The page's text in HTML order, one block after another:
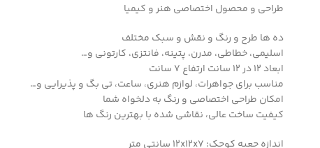
طراحی و محصول اختصاصی هنر و کیمیا
ده ها طرح و رنگ و نقش و سبک مختلف
اسلیمی، خطاطی، مدرن، پتینه، فانتزی، کارتونی و…
ابعاد ۱۲ در ۱۲ سانت ارتفاع ۷ سانت
مناسب برای جواهرات، لوازم هنری، ساعت، تی بگ و پذیرایی و…
امکان طراحی اختصاصی و رنگ به دلخواه شما
کیفیت ساخت عالی، نقاشی شده با بهترین رنگ ها
اندازه جعبه کوچک: 12x12x7 سانتی متر